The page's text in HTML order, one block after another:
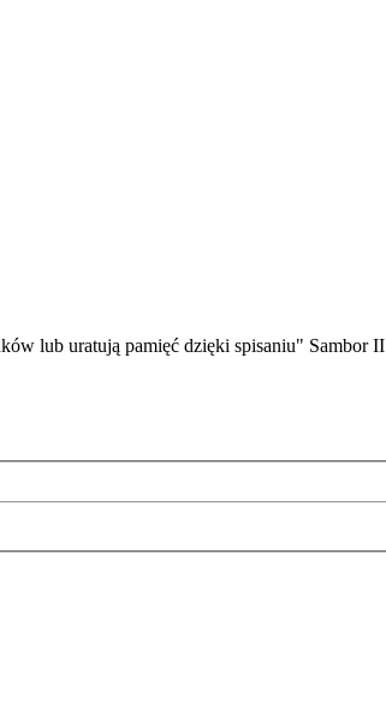
lub uratują pamięć dzięki spisaniu" Sambor II